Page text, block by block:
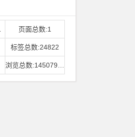
页面总数:1
标签总数:24822